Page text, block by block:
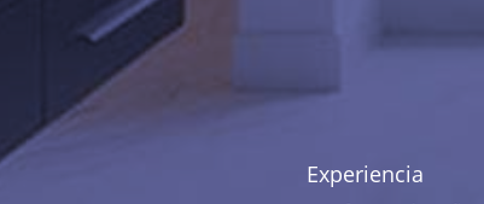
Experiencia